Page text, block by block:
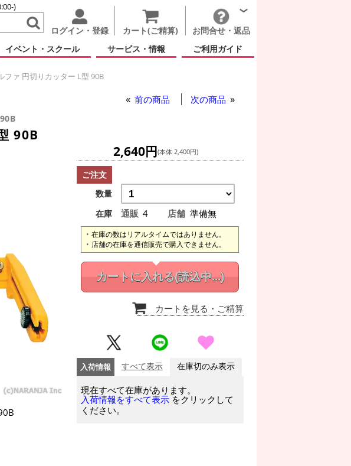
)
ログイン・登録 カート(ご精算)
お問合せ・返品
イベント・スクール サービス・情報 ご利用ガイド
ファ 円切りカッター L型 90B
前の商品 次の商品
90B
2,640円(本体 2,400円)
ご注文
数量
在庫
通販 4 店舗 準備無
在庫の数はリアルタイムではありません。
店舗の在庫を通信販売で購入できません。
カートに入れる(読込中...)
カートを見る ・ご精算
入荷情報 すべて表示 在庫切のみ表示
現在すべて在庫があります。
入荷情報をすべて表示 をクリックして
ください。